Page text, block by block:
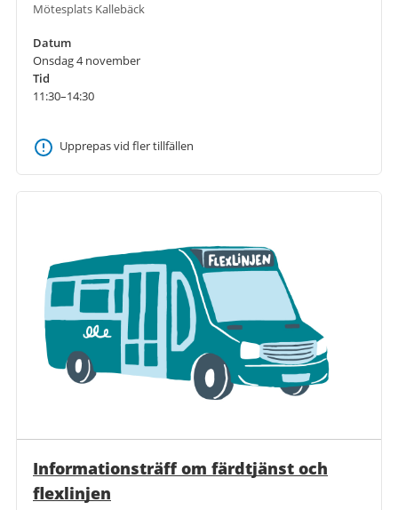
Mötesplats Kallebäck
Datum
Onsdag 4 november
Tid
11:30–14:30
Upprepas vid fler tillfällen
Informationsträff om färdtjänst och
flexlinjen